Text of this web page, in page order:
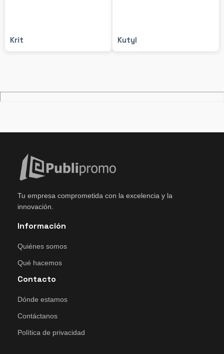
Krit Kutyl
Tu empresa comprometida con la excelencia y la
innovación.
Información
Quiénes somos
Qué hacemos
Contacto
Dónde estamos
Contáctanos
Política de privacidad